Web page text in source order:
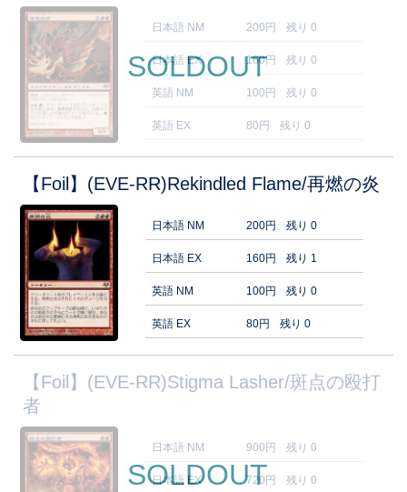
日本語 NM 200円 残り 0
日本語 EX 160円 残り 0
英語 NM 100円 残り 0
英語 EX 80円 残り 0
SOLDOUT
【Foil】(EVE-RR)Rekindled Flame/再燃の炎
日本語 NM 200円 残り 0
日本語 EX 160円 残り 1
英語 NM 100円 残り 0
英語 EX 80円 残り 0
【Foil】(EVE-RR)Stigma Lasher/斑点の殴打
者
日本語 NM 900円 残り 0
日本語 EX 720円 残り 0
SOLDOUT